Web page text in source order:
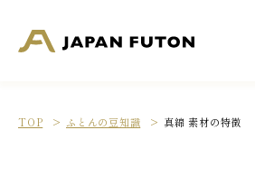
TOP ふとんの豆知識 真綿 素材の特徴